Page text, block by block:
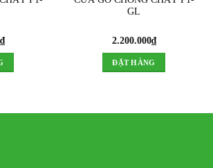
₫
GL
2.200.000₫
ĐẶT HÀNG